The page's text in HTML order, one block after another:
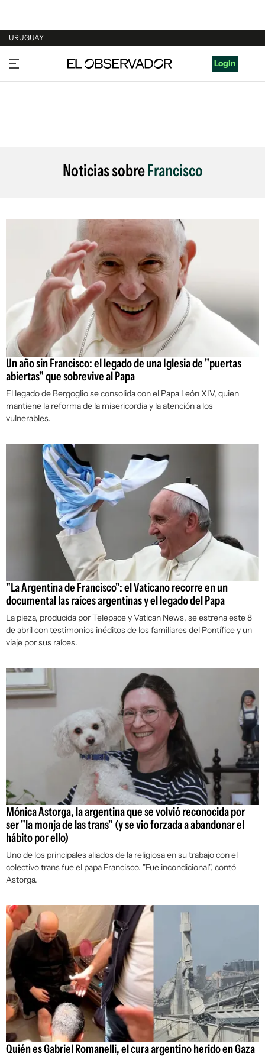
URUGUAY
URUGUAY
ARGENTINA
Login
Noticias sobreFrancisco
Un año sin Francisco: el legado de una Iglesia de "puertas
abiertas" que sobrevive al Papa
El legado de Bergoglio se consolida con el Papa León XIV, quien
mantiene la reforma de la misericordia y la atención a los
vulnerables.
"La Argentina de Francisco": el Vaticano recorre en un
documental las raíces argentinas y el legado del Papa
La pieza, producida por Telepace y Vatican News, se estrena este 8
de abril con testimonios inéditos de los familiares del Pontífice y un
viaje por sus raíces.
Mónica Astorga, la argentina que se volvió reconocida por
ser "la monja de las trans" (y se vio forzada a abandonar el
hábito por ello)
Uno de los principales aliados de la religiosa en su trabajo con el
colectivo trans fue el papa Francisco. "Fue incondicional", contó
Astorga.
Quién es Gabriel Romanelli, el cura argentino herido en Gaza